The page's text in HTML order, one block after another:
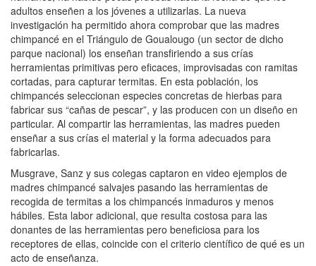
adultos enseñen a los jóvenes a utilizarlas. La nueva
investigación ha permitido ahora comprobar que las madres
chimpancé en el Triángulo de Goualougo (un sector de dicho
parque nacional) los enseñan transfiriendo a sus crías
herramientas primitivas pero eficaces, improvisadas con ramitas
cortadas, para capturar termitas. En esta población, los
chimpancés seleccionan especies concretas de hierbas para
fabricar sus “cañas de pescar”, y las producen con un diseño en
particular. Al compartir las herramientas, las madres pueden
enseñar a sus crías el material y la forma adecuados para
fabricarlas.
Musgrave, Sanz y sus colegas captaron en video ejemplos de
madres chimpancé salvajes pasando las herramientas de
recogida de termitas a los chimpancés inmaduros y menos
hábiles. Esta labor adicional, que resulta costosa para las
donantes de las herramientas pero beneficiosa para los
receptores de ellas, coincide con el criterio científico de qué es un
acto de enseñanza.